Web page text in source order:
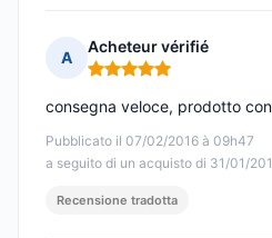
A
Acheteur vérifié
Nota: 5 su 5
Pubblicato il 07/02/2016 à 09h47
a seguito di un acquisto di 31/01/
consegna veloce, prodotto
Recensione tradotta